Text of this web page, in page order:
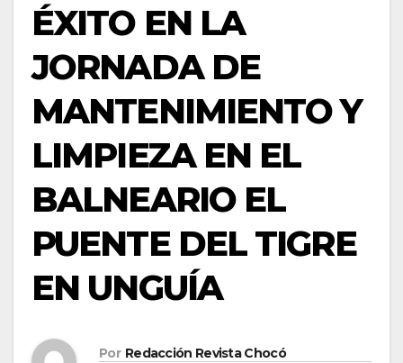
ÉXITO EN LA
JORNADA DE
MANTENIMIENTO Y
LIMPIEZA EN EL
BALNEARIO EL
PUENTE DEL TIGRE
EN UNGUÍA
Por Redacción Revista Chocó